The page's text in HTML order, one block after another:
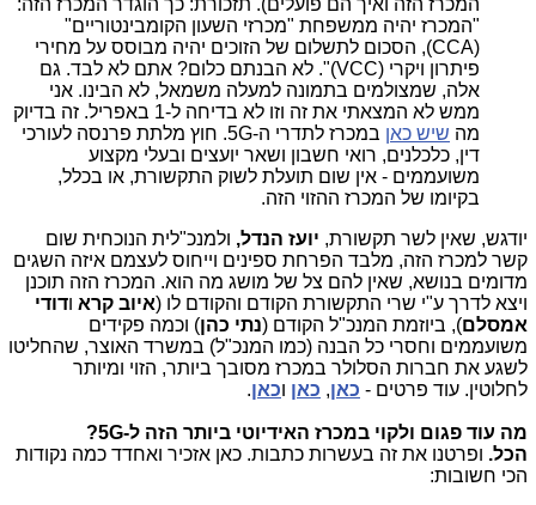
המכרז הזה ואיך הם פועלים). תזכורת: כך הוגדר המכרז הזה:
"המכרז יהיה ממשפחת "מכרזי השעון הקומבינטוריים"
(CCA), הסכום לתשלום של הזוכים יהיה מבוסס על מחירי
פיתרון ויקרי (VCC)". לא הבנתם כלום? אתם לא לבד. גם
אלה, שמצולמים בתמונה למעלה משמאל, לא הבינו. אני
ממש לא המצאתי את זה וזו לא בדיחה ל-1 באפריל. זה בדיוק
מה שיש כאן
במכרז לתדרי ה-5G. חוץ מלתת פרנסה לעורכי
דין, כלכלנים, רואי חשבון ושאר יועצים ובעלי מקצוע
משועממים - אין שום תועלת לשוק התקשורת, או בכלל,
בקיומו של המכרז ההזוי הזה.
יודגש, שאין לשר תקשורת, יועז הנדל, ולמנכ"לית הנוכחית שום
קשר למכרז הזה, מלבד הפרחת ספינים וייחוס לעצמם איזה השגים
מדומים בנושא, שאין להם צל של מושג מה הוא. המכרז הזה תוכנן
ויצא לדרך ע"י שרי התקשורת הקודם והקודם לו (איוב קרא ודודי
אמסלם), ביוזמת המנכ"ל הקודם (נתי כהן) וכמה פקידים
משועממים וחסרי כל הבנה (כמו המנכ"ל) במשרד האוצר, שהחליטו
לשגע את חברות הסלולר במכרז מסובך ביותר, הזוי ומיותר
לחלוטין. עוד פרטים - כאן, כאן וכאן.
מה עוד פגום ולקוי במכרז האידיוטי ביותר הזה ל-5G?
הכל. ופרטנו את זה בעשרות כתבות. כאן אזכיר ואחדד כמה נקודות
הכי חשובות: